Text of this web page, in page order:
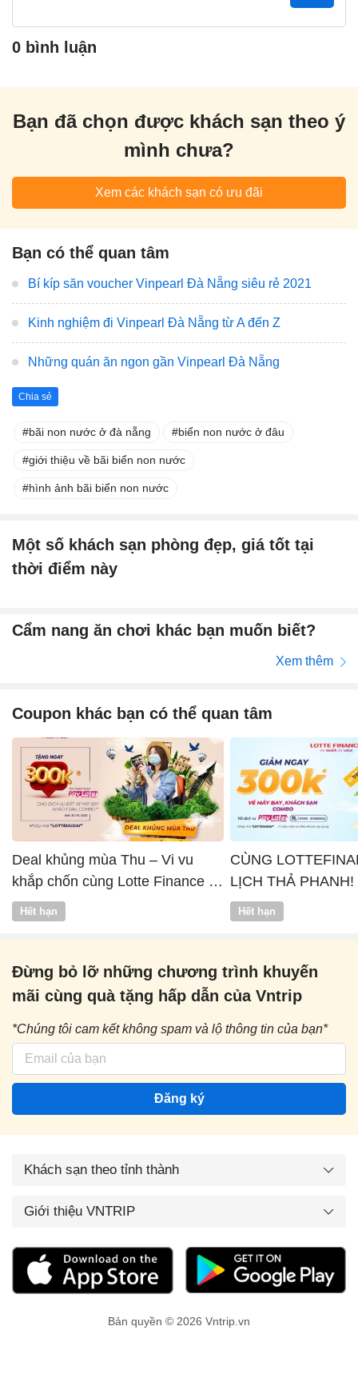
0 bình luận
Bạn đã chọn được khách sạn theo ý
mình chưa?
Xem các khách sạn có ưu đãi
Bạn có thể quan tâm
Bí kíp săn voucher Vinpearl Đà Nẵng siêu rẻ 2021
Kinh nghiệm đi Vinpearl Đà Nẵng từ A đến Z
Những quán ăn ngon gần Vinpearl Đà Nẵng
Chia sẻ
bãi non nước ở đà nẵng biển non nước ở đâu
giới thiệu về bãi biển non nước
hình ảnh bãi biển non nước
Một số khách sạn phòng đẹp, giá tốt tại
thời điểm này
Cẩm nang ăn chơi khác bạn muốn biết?
Xem thêm
Coupon khác bạn có thể quan tâm
Deal khủng mùa Thu – Vi vu
khắp chốn cùng Lotte Finance x
Vntrip
Hết hạn
CÙNG
LỊCH THẢ PHANH!
Hết hạn
Đừng bỏ lỡ những chương trình khuyến
mãi cùng quà tặng hấp dẫn của Vntrip
*Chúng tôi cam kết không spam và lộ thông tin của bạn*
Đăng ký
Khách sạn theo tỉnh thành
Giới thiệu VNTRIP
Bản quyền © 2026 Vntrip.vn